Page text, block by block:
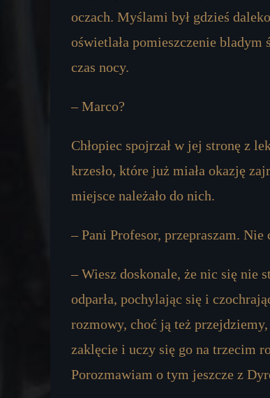
oczach. Myślami był gdzieś
oświetlała pomieszczenie
czas nocy.
– Marco?
Chłopiec spojrzał w jej stronę z
krzesło, które już miała okazję
miejsce należało do nich.
– Pani Profesor, przepraszam.
– Wiesz doskonale, że nic się nie
odparła, pochylając się i
rozmowy, choć ją też
zaklęcie i uczy się go na trzecim
Porozmawiam o tym jeszcze z